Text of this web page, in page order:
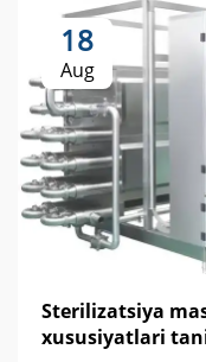
18
Aug
Sterilizatsiya
xususiyatlari